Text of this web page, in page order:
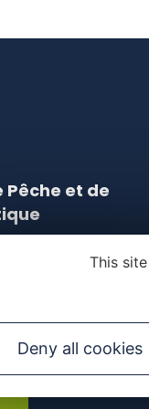
Pêche et de
This
Deny all cookies